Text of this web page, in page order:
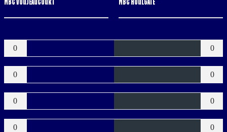
MBC VOUJEAUCOURT MBC HOULGATE
0
0
0
0
0
0
0
0